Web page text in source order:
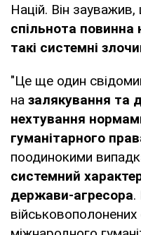
Націй. Він
спільнота повинна
такі системні
"Це ще один
на залякування та
нехтування
гуманітарного
поодинокими
системний
держави-агресора.